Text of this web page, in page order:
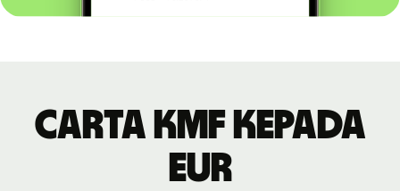
Carta KMF kepada
EUR